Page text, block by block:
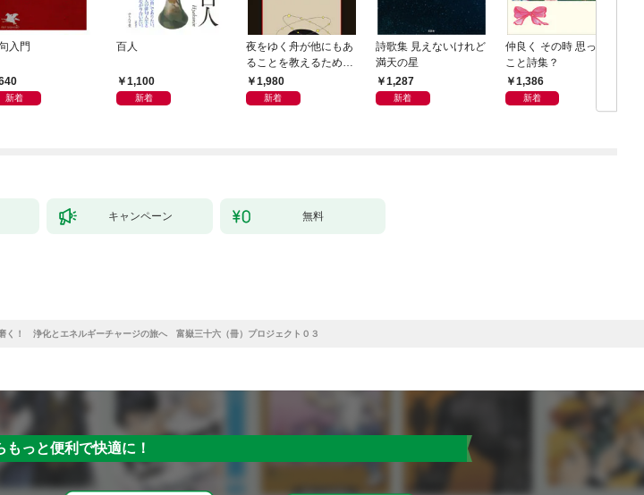
入門
新着
百人
1,100
新着
夜をゆく舟が他にもあ
ることを教えるために
歌はひかった
1,980
新着
詩歌集 見えないけれど
満天の星
1,287
新着
仲良く その時 思った
こと詩集？
1,386
新着
キャンペーン 無料
く！ 浄化とエネルギーチャージの旅へ 富嶽三十六（冊）プロジェクト０３
もっと便利で快適に！